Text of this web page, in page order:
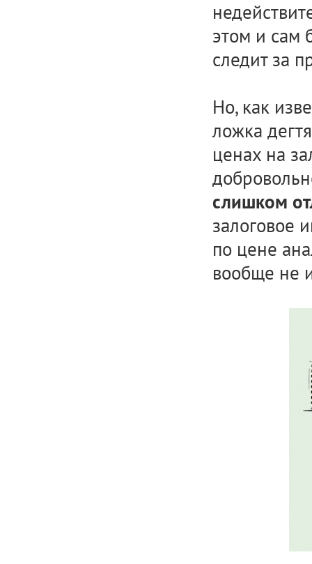
этом и сам
следит за
Но, как
ложка
ценах на
слишком
залоговое
по цене
вообще не